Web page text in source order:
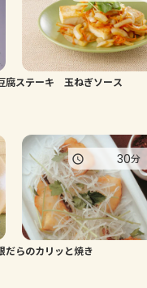
腐ステーキ 玉ねぎソース
だらのカリッと焼き
30分